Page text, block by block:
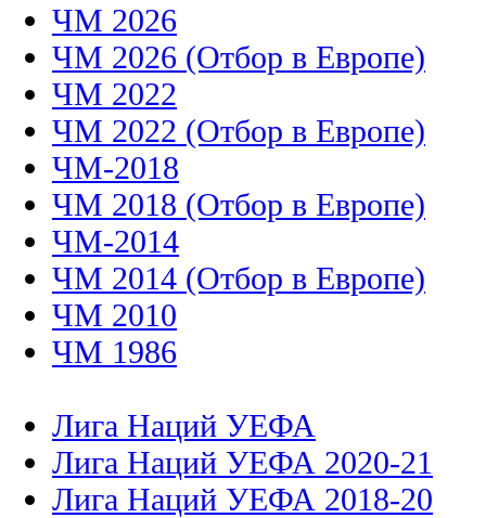
ЧМ 2026
ЧМ 2026 (Отбор в Европе)
ЧМ 2022
ЧМ 2022 (Отбор в Европе)
ЧМ-2018
ЧМ 2018 (Отбор в Европе)
ЧМ-2014
ЧМ 2014 (Отбор в Европе)
ЧМ 2010
ЧМ 1986
Лига Наций УЕФА
Лига Наций УЕФА 2020-21
Лига Наций УЕФА 2018-20